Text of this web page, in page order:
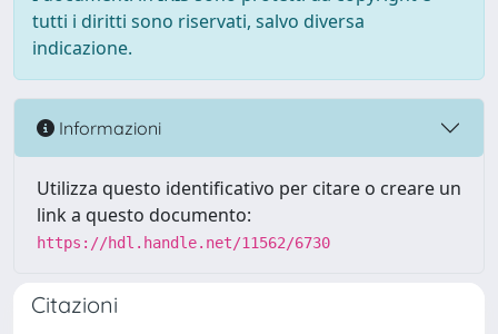
tutti i diritti sono riservati, salvo diversa
indicazione.
Informazioni
Utilizza questo identificativo per citare o creare un
link a questo documento:
https://hdl.handle.net/11562/6730
Citazioni